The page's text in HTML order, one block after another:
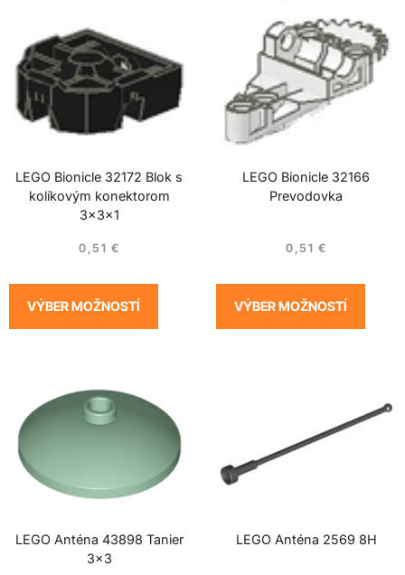
LEGO Bionicle 32172 Blok s
kolíkovým konektorom
3x3x1
0,51 €
VÝBER MOŽNOSTÍ
LEGO Bionicle 32166
Prevodovka
0,51 €
VÝBER MOŽNOSTÍ
LEGO Anténa 43898 Tanier
3×3
LEGO Anténa 2569 8H